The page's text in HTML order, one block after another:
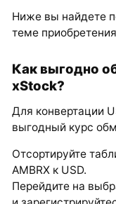
Ниже вы найдете
теме
Как выгодно
xStock?
Для конвертации
выгодный курс
Отсортируйте
AMBRX к USD.
Перейдите на